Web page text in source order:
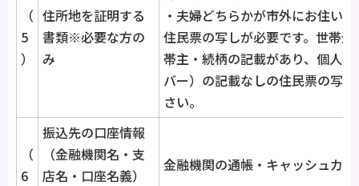
（
5
）
住所地を証明する
書類※必要な方の
み
・夫婦どちらかが市外にお住い
住民票の写しが必要です。世帯
帯主・続柄の記載があり、個人
バー）の記載なしの住民票の写
さい。
（
6
振込先の口座情報
（金融機関名・支
店名・口座名義）
金融機関の通帳・キャッシュカ